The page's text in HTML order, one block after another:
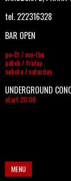
tel. 222316328
BAR OPEN
po-čt / mo-thu
pátek / friday
sobota / saturday
UNDERGROUND
start 20.00
MENU